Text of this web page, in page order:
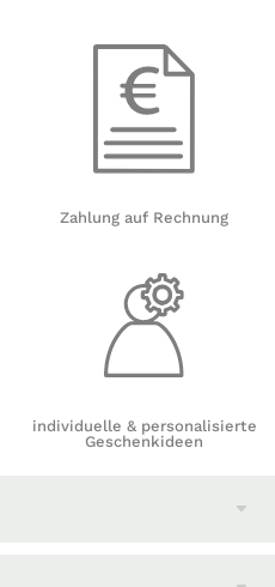
Zahlung auf Rechnung
individuelle & personalisierte
Geschenkideen